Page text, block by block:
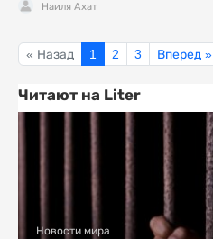
Наиля Ахат
« Назад 1 2 3 Вперед »
Читают на Liter
Новости мира